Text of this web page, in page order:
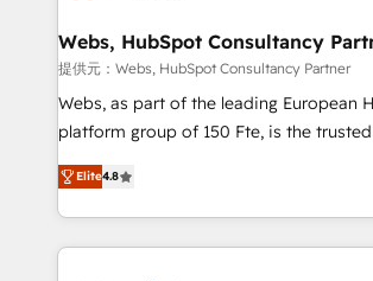
and build using HubSpot 🔌 Integrating
with other systems 🎓 Training your
HubSpot pros 📊 Lead generation
HubSpot Why us? - SIX HubSpot Accreditations -
CRM, Solutions Architecture, Onboarding , Data
Migration, Custom Integration & Platform
Webs, HubSpot Consultancy
提供元：Webs, HubSpot Consultancy Partner
Webs, as part of the leading European
platform group of 150 Fte, is the trusted Elite
HubSpot CRM Partner offering you a
maximizing EBITDA and achieving
Excellence. With our targeted
strengthen your digital transformation
Elite4.8